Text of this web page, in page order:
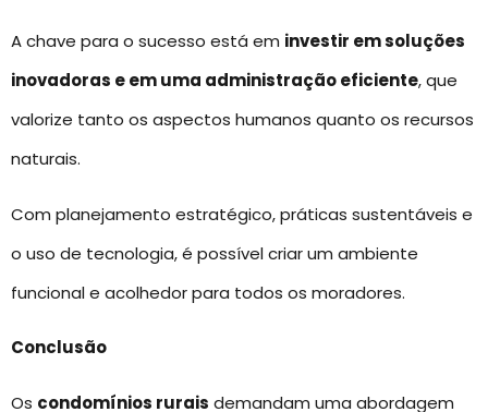
A chave para o sucesso está em investir em soluções
inovadoras e em uma administração eficiente, que
valorize tanto os aspectos humanos quanto os recursos
naturais.
Com planejamento estratégico, práticas sustentáveis e
o uso de tecnologia, é possível criar um ambiente
funcional e acolhedor para todos os moradores.
Conclusão
Os condomínios rurais demandam uma abordagem